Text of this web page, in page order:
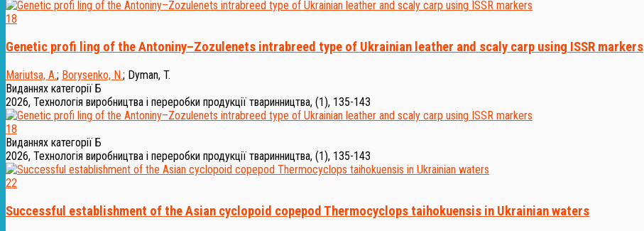
18
Genetic profi ling of the Antoniny–Zozulenets intrabreed type of Ukrainian leather and scaly carp using ISSR markers
Mariutsa, A.; Borysenko, N.; Dyman, T.
Виданнях категорії Б
2026, Технологія виробництва і переробки продукції тваринництва, (1), 135-143
18
Виданнях категорії Б
2026, Технологія виробництва і переробки продукції тваринництва, (1), 135-143
22
Successful establishment of the Asian cyclopoid copepod Thermocyclops taihokuensis in Ukrainian waters